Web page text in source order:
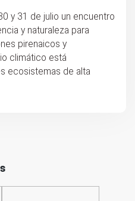
y 31 de julio un encuentro
y naturaleza para
pirenaicos y
climático está
ecosistemas de alta